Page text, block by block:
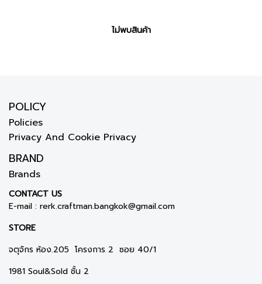
ไม่พบสินค้า
POLICY
Policies
Privacy And Cookie Privacy
BRAND
Brands
CONTACT US
E-mail : rerk.craftman.bangkok@gmail.com
STORE
จตุจักร ห้อง.205 โครงการ 2 ซอย 40/1
1981 Soul&Sold ชั้น 2